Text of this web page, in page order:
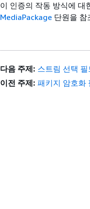
이 인증의 작동 방식에 대
MediaPackage 단원을 참
다음 주제: 스트림 선택 필
이전 주제: 패키지 암호화